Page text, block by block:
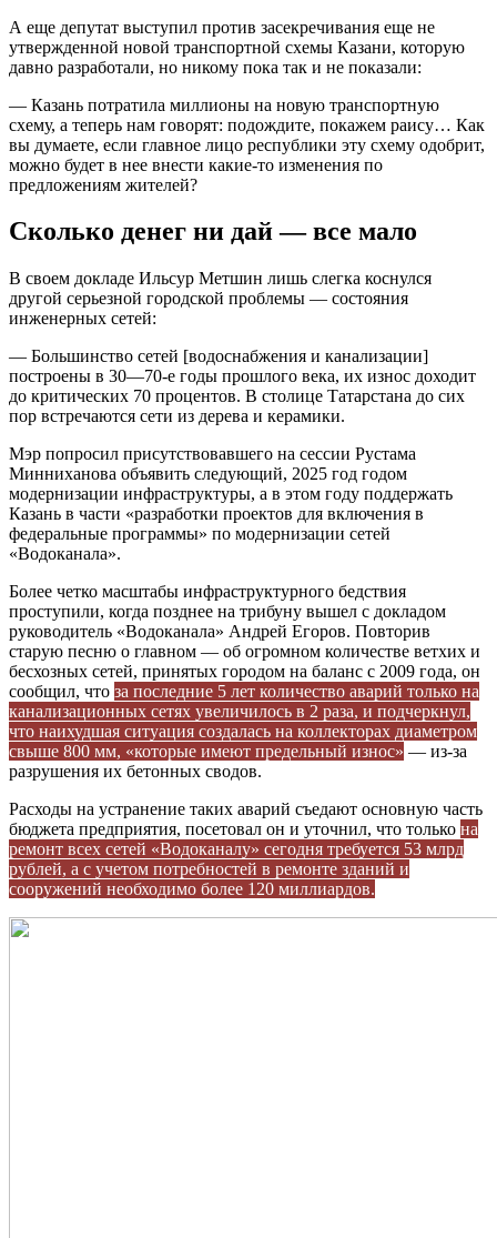
А еще депутат выступил против засекречивания еще не
утвержденной новой транспортной схемы Казани, которую
давно разработали, но никому пока так и не показали:
— Казань потратила миллионы на новую транспортную
схему, а теперь нам говорят: подождите, покажем раису… Как
вы думаете, если главное лицо республики эту схему одобрит,
можно будет в нее внести какие-то изменения по
предложениям жителей?
Сколько денег ни дай — все мало
В своем докладе Ильсур Метшин лишь слегка коснулся
другой серьезной городской проблемы — состояния
инженерных сетей:
— Большинство сетей [водоснабжения и канализации]
построены в 30—70-е годы прошлого века, их износ доходит
до критических 70 процентов. В столице Татарстана до сих
пор встречаются сети из дерева и керамики.
Мэр попросил присутствовавшего на сессии Рустама
Минниханова объявить следующий, 2025 год годом
модернизации инфраструктуры, а в этом году поддержать
Казань в части «разработки проектов для включения в
федеральные программы» по модернизации сетей
«Водоканала».
Более четко масштабы инфраструктурного бедствия
проступили, когда позднее на трибуну вышел с докладом
руководитель «Водоканала» Андрей Егоров. Повторив
старую песню о главном — об огромном количестве ветхих и
бесхозных сетей, принятых городом на баланс с 2009 года, он
сообщил, что за последние 5 лет количество аварий только на
канализационных сетях увеличилось в 2 раза, и подчеркнул,
что наихудшая ситуация создалась на коллекторах диаметром
свыше 800 мм, «которые имеют предельный износ» — из-за
разрушения их бетонных сводов.
Расходы на устранение таких аварий съедают основную часть
бюджета предприятия, посетовал он и уточнил, что только на
ремонт всех сетей «Водоканалу» сегодня требуется 53 млрд
рублей, а с учетом потребностей в ремонте зданий и
сооружений необходимо более 120 миллиардов.